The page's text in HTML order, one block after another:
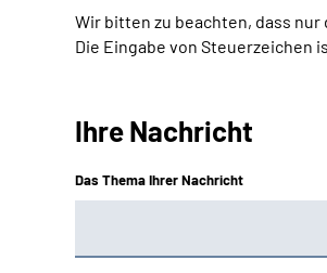
Wir bitten zu beachten, dass nur
Die Eingabe von Steuerzeichen
Ihre Nachricht
Das Thema Ihrer Nachricht